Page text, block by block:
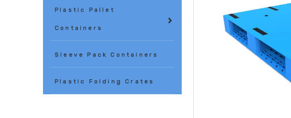
Plastic Pallet
Containers
Sleeve Pack Containers
Plastic Folding Crates